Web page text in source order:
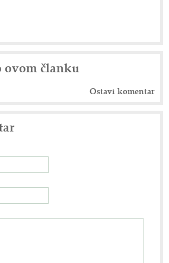
ovom članku
Ostavi komentar